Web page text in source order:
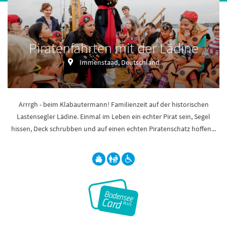
Piratenfahrten mit der Lädine
Immenstaad, Deutschland
Arrrgh - beim Klabautermann! Familienzeit auf der historischen
Lastensegler Lädine. Einmal im Leben ein echter Pirat sein, Segel
hissen, Deck schrubben und auf einen echten Piratenschatz hoffen...